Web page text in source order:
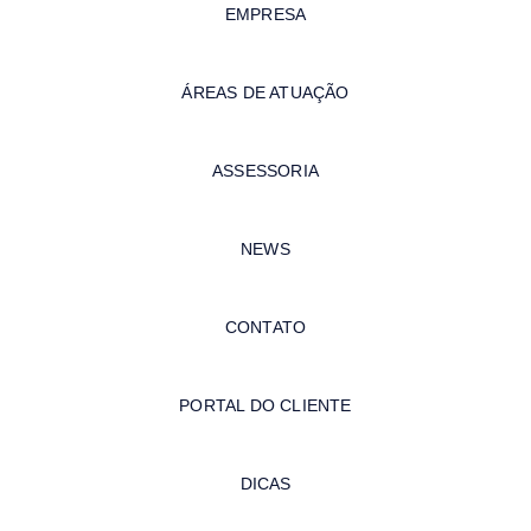
EMPRESA
ÁREAS DE ATUAÇÃO
ASSESSORIA
NEWS
CONTATO
PORTAL DO CLIENTE
DICAS